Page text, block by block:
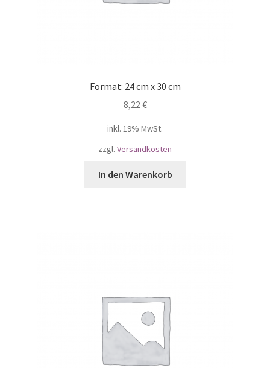
Format: 24 cm x 30 cm
8,22€
inkl. 19% MwSt.
zzgl. Versandkosten
In den Warenkorb